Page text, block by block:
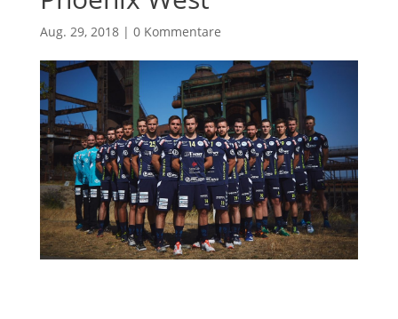
Aug. 29, 2018| 0 Kommentare